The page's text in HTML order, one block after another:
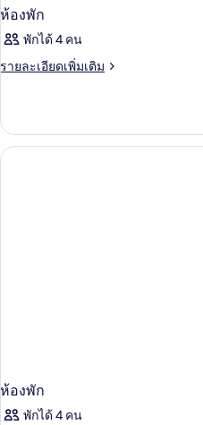
เบด
เบด
ห้องพัก
พักได้ 4 คน
รายละเอียดเพิ่มเติม
ราย
เกี่ยว
กับ
ห้อง
ห้องพัก
พักได้ 4 คน